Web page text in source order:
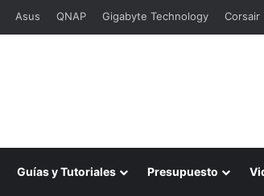
Asus QNAP Gigabyte Technology Corsair
Guías y Tutoriales Presupuesto